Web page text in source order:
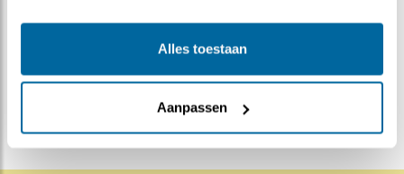
Alles toestaan
Aanpassen
Huiszwaluw
Alle Beleef de